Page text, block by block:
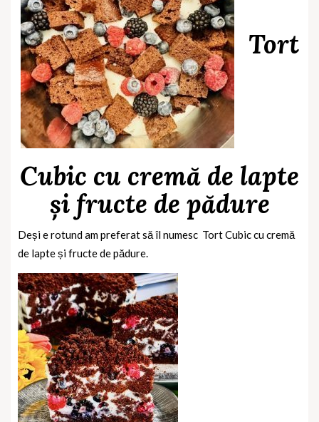
Tort
Cubic cu cremă de lapte
și fructe de pădure
Deși e rotund am preferat să îl numesc Tort Cubic cu cremă
de lapte și fructe de pădure.